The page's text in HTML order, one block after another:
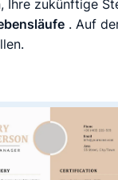
Ihre zukünftige
. Auf